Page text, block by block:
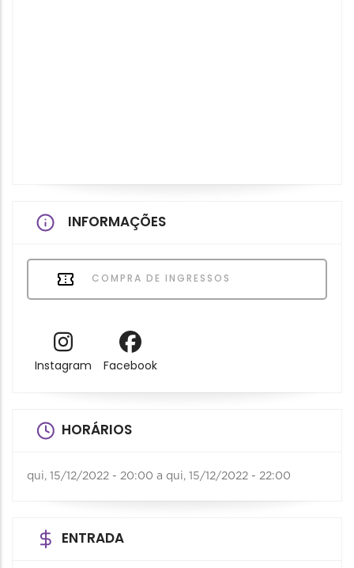
INFORMAÇÕES
COMPRA DE INGRESSOS
Instagram Facebook
HORÁRIOS
qui, 15/12/2022 - 20:00 a qui, 15/12/2022 - 22:00
ENTRADA